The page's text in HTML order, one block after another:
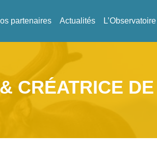
partenaires Actualités L’Observatoire
CRÉATRICE